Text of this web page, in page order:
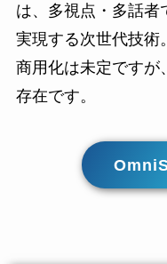
は、多視点・多話者
実現する次世代技術。
商用化は未定ですが
存在です。